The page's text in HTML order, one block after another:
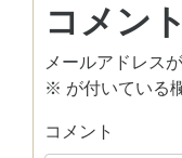
コメン
メールアドレス
※ が付いている
コメント